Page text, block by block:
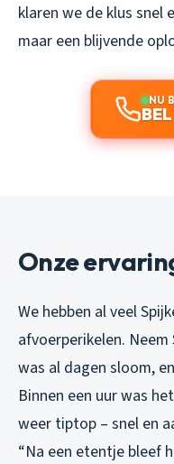
klaren we de klus snel
maar een blijvende
NU
Onze
We hebben al veel
afvoerperikelen. Neem
was al dagen sloom,
Binnen een uur was
weer tiptop – snel en
“Na een etentje bleef